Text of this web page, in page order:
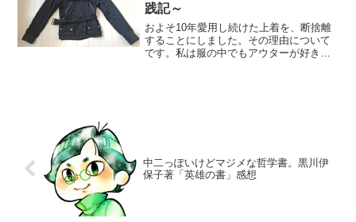
践記～
およそ10年愛用し続けた上着を、断捨離
することにしました。その理由について
です。私は服の中でもアウターが好き
中二っぽいけどマジメな哲学書。黒川伊
保子著「英雄の書」感想